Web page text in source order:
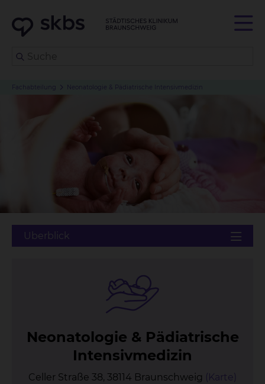
Fachabteilung Neonatologie & Pädiatrische Intensivmedizin
Neo­na­to­lo­gie & Päd­ia­tri­sche
In­ten­siv­me­di­zin
Celler Straße 38, 38114 Braunschweig (Karte)